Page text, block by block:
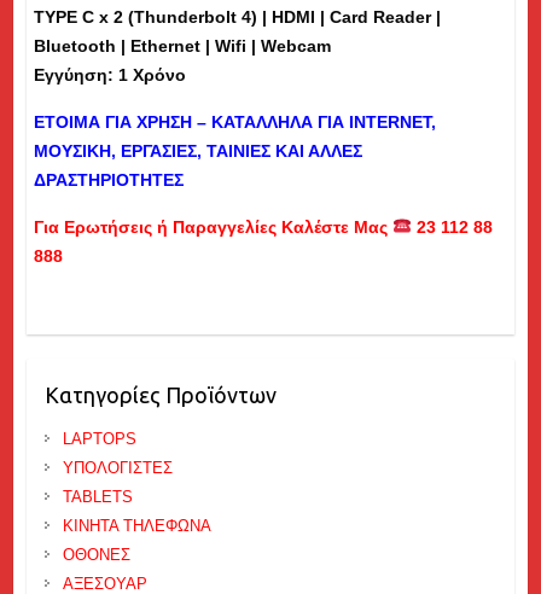
TYPE C x 2 (Thunderbolt 4) | HDMI | Card Reader |
Bluetooth | Ethernet | Wifi | Webcam
Εγγύηση: 1 Χρόνο
ΕΤΟΙΜΑ ΓΙΑ ΧΡΗΣΗ – ΚΑΤΑΛΛΗΛΑ ΓΙΑ INTERNET,
ΜΟΥΣΙΚΗ, ΕΡΓΑΣΙΕΣ, ΤΑΙΝΙΕΣ ΚΑΙ ΑΛΛΕΣ
ΔΡΑΣΤΗΡΙΟΤΗΤΕΣ
Για Ερωτήσεις ή Παραγγελίες Καλέστε Μας
23 112 88
888
Κατηγορίες Προϊόντων
LAPTOPS
ΥΠΟΛΟΓΙΣΤΕΣ
TABLETS
ΚΙΝΗΤΑ ΤΗΛΕΦΩΝΑ
ΟΘΟΝΕΣ
ΑΞΕΣΟΥΑΡ